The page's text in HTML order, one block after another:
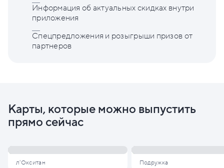
Информация об актуальных скидках внутри
приложения
Спецпредложения и розыгрыши призов от
партнеров
Карты, которые можно выпустить
прямо сейчас
л'Окситан Подружка